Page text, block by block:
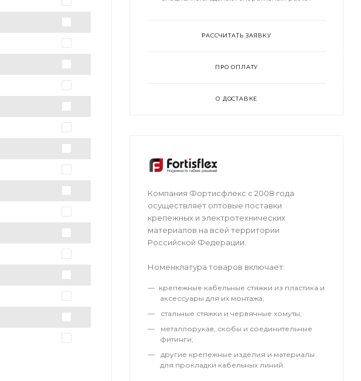
РАССЧИТАТЬ ЗАЯВКУ
ПРО ОПЛАТУ
О ДОСТАВКЕ
Компания Фортисфлекс с 2008 года
осуществляет оптовые поставки
крепежных и электротехнических
материалов на всей территории
Российской Федерации.
Номенклатура товаров включает:
крепежные кабельные стяжки из пластика и
аксессуары для их монтажа;
стальные стяжки и червячные хомуты;
металлорукав, скобы и соединительные
фитинги;
другие крепежные изделия и материалы
для прокладки кабельных линий.